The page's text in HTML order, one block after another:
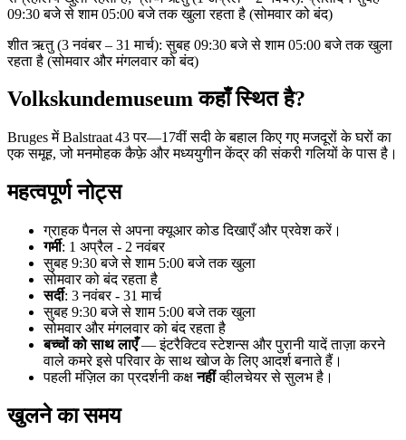
09:30 बजे से शाम 05:00 बजे तक खुला रहता है (सोमवार को बंद)
शीत ऋतु (3 नवंबर – 31 मार्च): सुबह 09:30 बजे से शाम 05:00 बजे तक खुला
रहता है (सोमवार और मंगलवार को बंद)
Volkskundemuseum कहाँ स्थित है?
Bruges में Balstraat 43 पर—17वीं सदी के बहाल किए गए मजदूरों के घरों का
एक समूह, जो मनमोहक कैफ़े और मध्ययुगीन केंद्र की संकरी गलियों के पास है।
महत्वपूर्ण नोट्स
ग्राहक पैनल से अपना क्यूआर कोड दिखाएँ और प्रवेश करें।
गर्मी: 1 अप्रैल - 2 नवंबर
सुबह 9:30 बजे से शाम 5:00 बजे तक खुला
सोमवार को बंद रहता है
सर्दी: 3 नवंबर - 31 मार्च
सुबह 9:30 बजे से शाम 5:00 बजे तक खुला
सोमवार और मंगलवार को बंद रहता है
बच्चों को साथ लाएँ— इंटरैक्टिव स्टेशन्स और पुरानी यादें ताज़ा करने
वाले कमरे इसे परिवार के साथ खोज के लिए आदर्श बनाते हैं।
पहली मंज़िल का प्रदर्शनी कक्षनहींव्हीलचेयर से सुलभ है।
खुलने का समय